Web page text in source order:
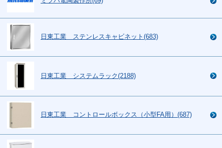
日東工業 ステンレスキャビネット(683)
日東工業 システムラック(2188)
日東工業 コントロールボックス（小型FA用）(687)